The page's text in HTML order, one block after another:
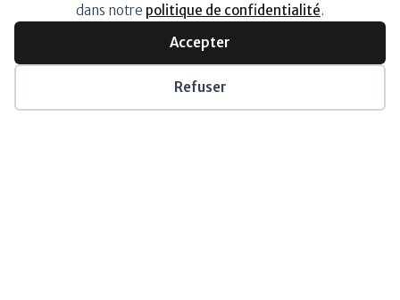
FAIRE PARTIE DE NOS ÉQUIPES
ESPACE DISTRIBUTEURS
BESOIN D’AIDE ?
LIVRAISON ET PAIEMENT
dans notre politique de confidentialité.
Accepter
Refuser